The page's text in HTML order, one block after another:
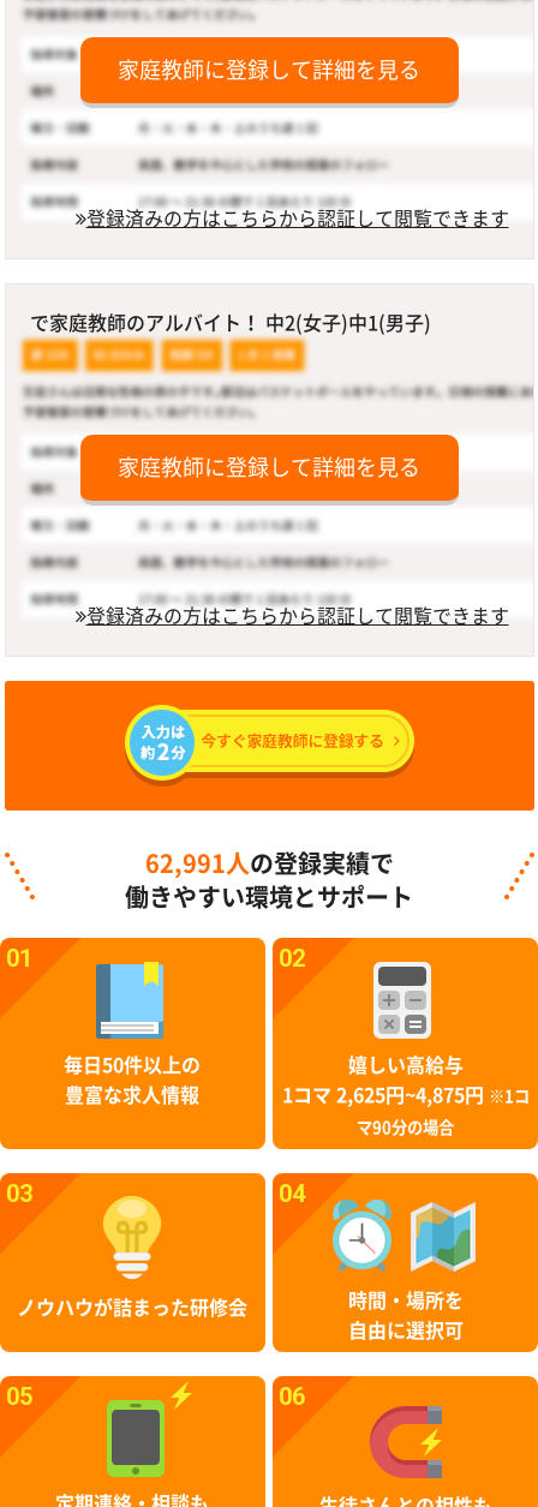
家庭教師に登録して詳細を見る
登録済みの方はこちらから認証して閲覧できます
で家庭教師のアルバイト！ 中2(女子)中1(男子)
家庭教師に登録して詳細を見る
登録済みの方はこちらから認証して閲覧できます
62,991人 の登録実績で
働きやすい環境とサポート
01
毎日50件以上の
豊富な求人情報
02
嬉しい高給与
1コマ 2,625円~4,875円 ※1コ
マ90分の場合
03
ノウハウが詰まった研修会
04
時間・場所を
自由に選択可
05
定期連絡・相談も
06